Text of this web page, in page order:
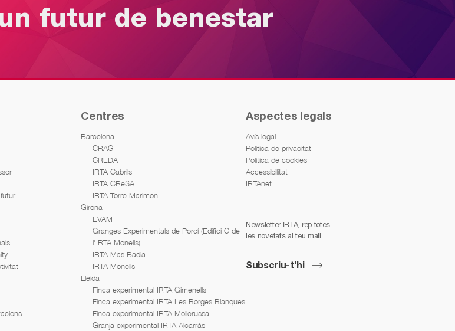
futur de benestar
Centres
Barcelona
CRAG
CREDA
IRTA Cabrils
IRTA CReSA
IRTA Torre Marimon
Girona
EVAM
Granges Experimentals de Porcí (Edifici C de
l'IRTA Monells)
IRTA Mas Badia
IRTA Monells
Lleida
Finca experimental IRTA Gimenells
Finca experimental IRTA Les Borges Blanques
Finca experimental IRTA Mollerussa
Granja experimental IRTA Alcarràs
Aspectes legals
Avís legal
Política de privacitat
Política de cookies
Accessibilitat
IRTAnet
Newsletter IRTA, rep totes
les novetats al teu mail
Subscriu-t'hi